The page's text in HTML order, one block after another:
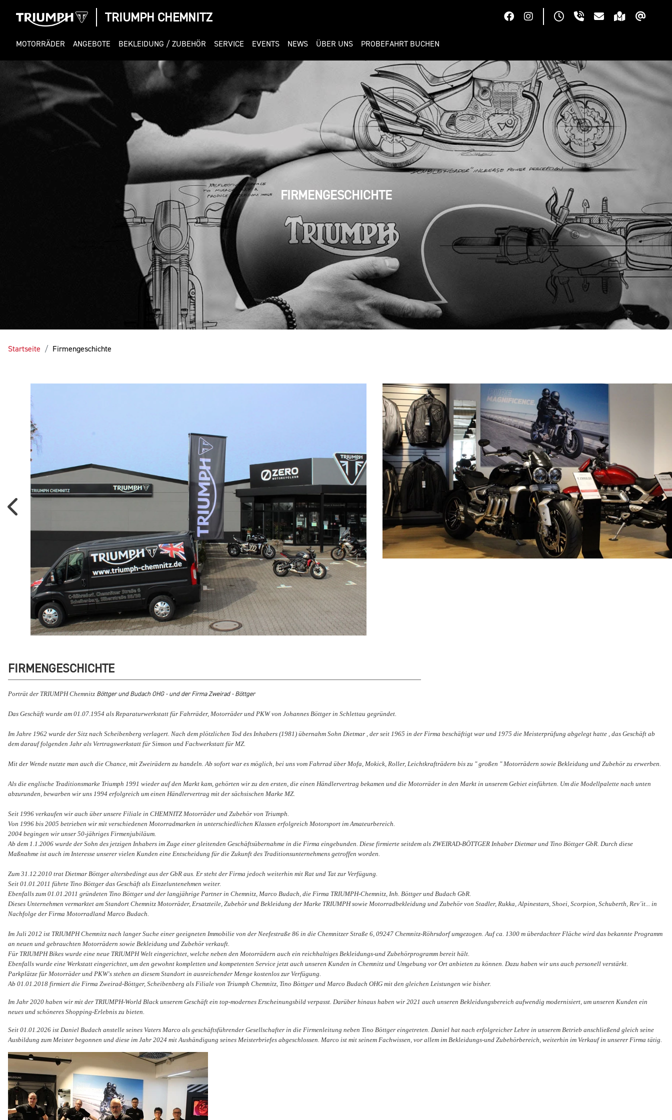
TRIUMPH CHEMNITZ
MOTORRÄDER ANGEBOTE BEKLEIDUNG / ZUBEHÖR SERVICE EVENTS NEWS ÜBER UNS PROBEFAHRT BUCHEN
FIRMENGESCHICHTE
Startseite Firmengeschichte
FIRMENGESCHICHTE
Porträt der TRIUMPH Chemnitz Böttger und Budach OHG - und der Firma Zweirad - Böttger
Das Geschäft wurde am 01.07.1954 als Reparaturwerkstatt für Fahrräder, Motorräder und PKW von Johannes Böttger in Schlettau gegründet.
Im Jahre 1962 wurde der Sitz nach Scheibenberg verlagert. Nach dem plötzlichen Tod des Inhabers (1981) übernahm Sohn Dietmar , der seit 1965 in der Firma beschäftigt war und 1975 die Meisterprüfung abgelegt hatte , das Geschäft ab
dem darauf folgenden Jahr als Vertragswerkstatt für Simson und Fachwerkstatt für MZ.
Mit der Wende nutzte man auch die Chance, mit Zweirädern zu handeln. Ab sofort war es möglich, bei uns vom Fahrrad über Mofa, Mokick, Roller, Leichtkrafträdern bis zu " großen " Motorrädern sowie Bekleidung und Zubehör zu erwerben.
Als die englische Traditionsmarke Triumph 1991 wieder auf den Markt kam, gehörten wir zu den ersten, die einen Händlervertrag bekamen und die Motorräder in den Markt in unserem Gebiet einführten. Um die Modellpalette nach unten
abzurunden, bewarben wir uns 1994 erfolgreich um einen Händlervertrag mit der sächsischen Marke MZ.
Seit 1996 verkaufen wir auch über unsere Filiale in CHEMNITZ Motorräder und Zubehör von Triumph.
Von 1996 bis 2005 betrieben wir mit verschiedenen Motorradmarken in unterschiedlichen Klassen erfolgreich Motorsport im Amateurbereich.
2004 begingen wir unser 50-jähriges Firmenjubiläum.
Ab dem 1.1.2006 wurde der Sohn des jetzigen Inhabers im Zuge einer gleitenden Geschäftsübernahme in die Firma eingebunden. Diese firmierte seitdem als ZWEIRAD-BÖTTGER Inhaber Dietmar und Tino Böttger GbR. Durch diese
Maßnahme ist auch im Interesse unserer vielen Kunden eine Entscheidung für die Zukunft des Traditionsunternehmens getroffen worden.
Zum 31.12.2010 trat Dietmar Böttger altersbedingt aus der GbR aus. Er steht der Firma jedoch weiterhin mit Rat und Tat zur Verfügung.
Seit 01.01.2011 führte Tino Böttger das Geschäft als Einzeluntenehmen weiter.
Ebenfalls zum 01.01.2011 gründeten Tino Böttger und der langjährige Partner in Chemnitz, Marco Budach, die Firma TRIUMPH-Chemnitz, Inh. Böttger und Budach GbR.
Dieses Unternehmen vermarktet am Standort Chemnitz Motorräder, Ersatzteile, Zubehör und Bekleidung der Marke TRIUMPH sowie Motorradbekleidung und Zubehör von Stadler, Rukka, Alpinestars, Shoei, Scorpion, Schuberth, Rev´it... in
Nachfolge der Firma Motorradland Marco Budach.
Im Juli 2012 ist TRIUMPH Chemnitz nach langer Suche einer geeigneten Immobilie von der Neefestraße 86 in die Chemnitzer Straße 6, 09247 Chemnitz-Röhrsdorf umgezogen. Auf ca. 1300 m überdachter Fläche wird das bekannte Programm
an neuen und gebrauchten Motorrädern sowie Bekleidung und Zubehör verkauft.
Für TRIUMPH Bikes wurde eine neue TRIUMPH Welt eingerichtet, welche neben den Motorrädern auch ein reichhaltiges Bekleidungs-und Zubehörprogramm bereit hält.
Ebenfalls wurde eine Werkstatt eingerichtet, um den gewohnt kompletten und kompetenten Service jetzt auch unseren Kunden in Chemnitz und Umgebung vor Ort anbieten zu können. Dazu haben wir uns auch personell verstärkt.
Parkplätze für Motorräder und PKW's stehen an diesem Standort in ausreichender Menge kostenlos zur Verfügung.
Ab 01.01.2018 firmiert die Firma Zweirad-Böttger, Scheibenberg als Filiale von Triumph Chemnitz, Tino Böttger und Marco Budach OHG mit den gleichen Leistungen wie bisher.
Im Jahr 2020 haben wir mit der TRIUMPH-World Black unserem Geschäft ein top-modernes Erscheinungsbild verpasst. Darüber hinaus haben wir 2021 auch unseren Bekleidungsbereich aufwendig modernisiert, um unseren Kunden ein
neues und schöneres Shopping-Erlebnis zu bieten.
Seit 01.01.2026 ist Daniel Budach anstelle seines Vaters Marco als geschäftsführender Gesellschafter in die Firmenleitung neben Tino Böttger eingetreten. Daniel hat nach erfolgreicher Lehre in unserem Betrieb anschließend gleich seine
Ausbildung zum Meister begonnen und diese im Jahr 2024 mit Aushändigung seines Meisterbriefes abgeschlossen. Marco ist mit seinem Fachwissen, vor allem im Bekleidungs-und Zubehörbereich, weiterhin im Verkauf in unserer Firma tätig.